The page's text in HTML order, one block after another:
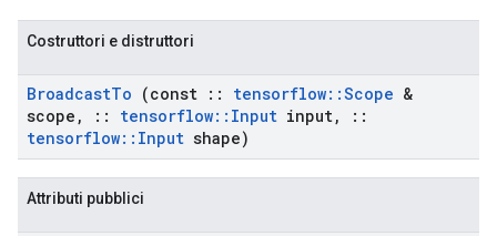
Costruttori e distruttori
BroadcastTo (const :: tensorflow::Scope &
scope , :: tensorflow:: Input input,
::
tensorflow:: Input shape)
Attributi pubblici